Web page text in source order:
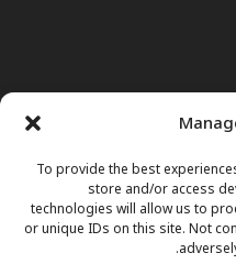
To provide the best
store and/or access
technologies will allow us to
or unique IDs on this site. Not